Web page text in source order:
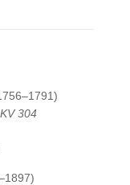
304